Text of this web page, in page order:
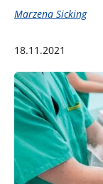
Marzena Sicking
18.11.2021